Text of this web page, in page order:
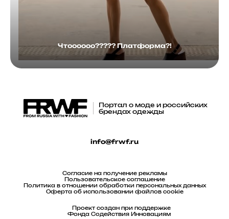
Чтоооооо????? Платформа?!
Портал о моде и российских
брендах одежды
info@frwf.ru
Согласие на получение рекламы
Пользовательское соглашение
Политика в отношении обработки персональных данных
Оферта об использовании файлов cookie
Проект создан при поддержке
Фонда Содействия Инновациям